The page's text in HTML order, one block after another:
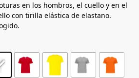
en los hombros, el cuello y en el
con tirilla elástica de elastano.